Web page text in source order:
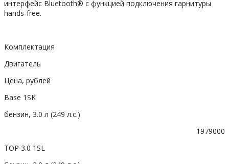
интерфейс Bluetooth® с функцией подключения гарнитуры
hands-free.
Комплектация
Двигатель
Цена, рублей
Base 1SK
бензин, 3.0 л (249 л.с.)
1979000
TOP 3.0 1SL